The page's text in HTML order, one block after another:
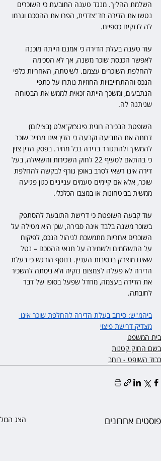
השלמת ההליך. מנגד טענה התובעת כי השוכרים
נטשו את הדירה חד־צדדית, הפרו את ההסכם וגרמו
לה לנזקים כספיים.
עוד טענה בעלת הדירה כי אמנם הייתה מוכנה
לאפשר הכנסת שוכר משנה, אך לא הסכימה
להחלפת השוכרים עצמם. לשיטתה, האחריות כלפי
הנכס וההתחייבויות החוזיות נותרו על כתפי
הנתבעים, ומשכך הייתה זכאית לממש את הבטוחה
שניתנה לה.
השופטת הבכירה רונית פינצ’וק־אלט (בצילום)
דחתה את התביעה וקבעה כי הדין אינו מחייב שוכר
להמשיך ולהתגורר בדירה בכל מחיר. בפסק הדין צוין
כי בהתאם לסעיף 22 לחוק השכירות והשאילה, בעל
דירה אינו רשאי לסרב באופן גורף לבקשה להחלפת
שוכר, אלא אם קיימים טעמים ענייניים כגון פגיעה
ממשית בביטחונות או במצבו הכלכלי.
עוד קבעה השופטת כי דרישת התובעת להסתפק
בשוכר משנה בלבד אינה סבירה, שכן היא מטילה על
השוכרים אחריות מתמשכת לניהול הנכס, לפיקוח
על התשלומים ולשמירה על תנאי ההסכם – נטל
שאינו מוצדק בנסיבות העניין. בנוסף הודגש כי בעלת
הדירה לא פעלה לצמצום נזקיה ולא ניסתה להשכיר
את הדירה בעצמה, מחדל שפעל בסופו של דבר
לחובתה.
ביהמ"ש: סירוב בעלת הדירה להחלפת שוכר אינו
מצדיק דרישת פיצוי
בית המשפט
בשם החוק קטנות
כבוד השופט - רוחב
פוסטים אחרונים הצג הכול